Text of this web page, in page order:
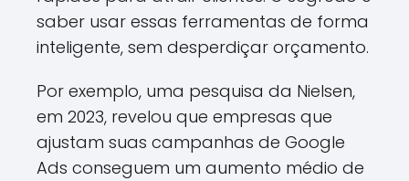
saber usar essas ferramentas de forma
inteligente, sem desperdiçar orçamento.
Por exemplo, uma pesquisa da Nielsen,
em 2023, revelou que empresas que
ajustam suas campanhas de Google
Ads conseguem um aumento médio de